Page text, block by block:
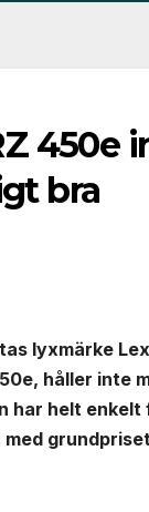
450e
bra
lyxmärke
håller inte
har helt
med